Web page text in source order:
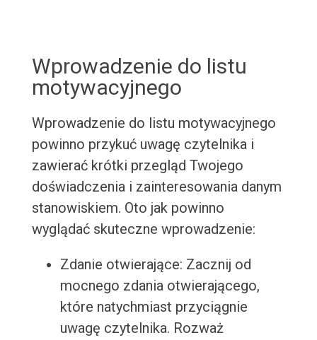
Wprowadzenie do listu
motywacyjnego
Wprowadzenie do listu motywacyjnego
powinno przykuć uwagę czytelnika i
zawierać krótki przegląd Twojego
doświadczenia i zainteresowania danym
stanowiskiem. Oto jak powinno
wyglądać skuteczne wprowadzenie:
Zdanie otwierające: Zacznij od
mocnego zdania otwierającego,
które natychmiast przyciągnie
uwagę czytelnika. Rozważ